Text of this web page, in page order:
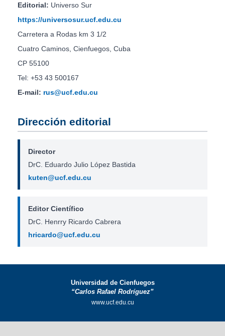
Editorial: Universo Sur
https://universosur.ucf.edu.cu
Carretera a Rodas km 3 1/2
Cuatro Caminos, Cienfuegos, Cuba
CP 55100
Tel: +53 43 500167
E-mail: rus@ucf.edu.cu
Dirección editorial
Director
DrC. Eduardo Julio López Bastida
kuten@ucf.edu.cu
Editor Científico
DrC. Henrry Ricardo Cabrera
hricardo@ucf.edu.cu
Universidad de Cienfuegos
“Carlos Rafael Rodríguez”
www.ucf.edu.cu